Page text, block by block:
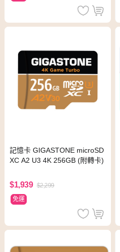
記憶卡 GIGASTONE microSD
XC A2 U3 4K 256GB (附轉卡)
$1,939 $2,299
免運